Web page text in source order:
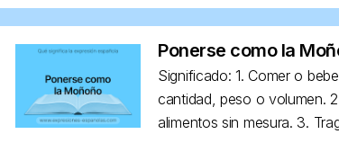
Ponerse como la
Significado: 1. Comer o
cantidad, peso o volumen.
alimentos sin mesura. 3.